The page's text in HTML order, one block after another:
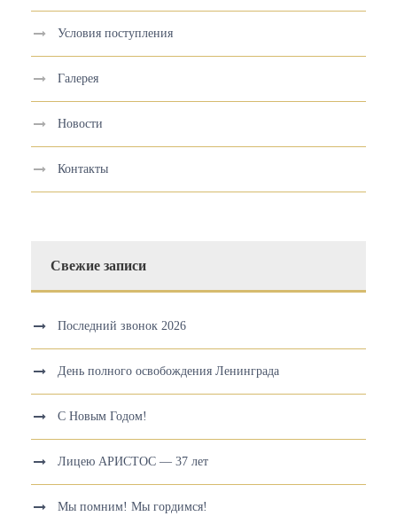
Условия поступления
Галерея
Новости
Контакты
Свежие записи
Последний звонок 2026
День полного освобождения Ленинграда
С Новым Годом!
Лицею АРИСТОС — 37 лет
Мы помним! Мы гордимся!